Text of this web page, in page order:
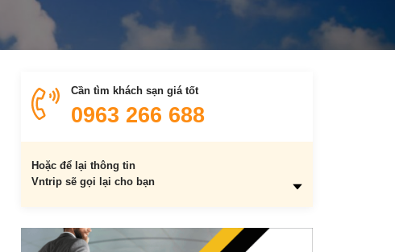
Cần tìm khách sạn giá tốt
0963 266 688
Hoặc để lại thông tin
Vntrip sẽ gọi lại cho bạn